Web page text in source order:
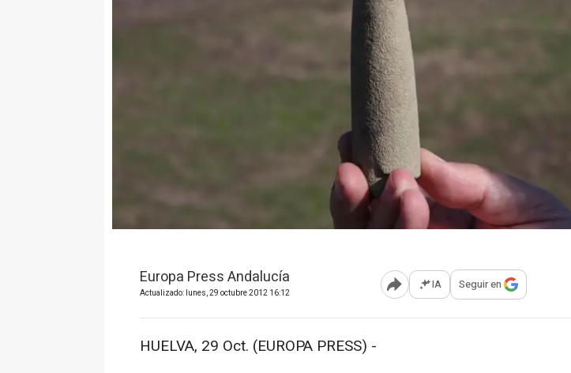
Europa Press Andalucía
Actualizado: lunes, 29 octubre 2012 16:12 Abrir opciones para compartir
IA Seguir en
HUELVA, 29 Oct. (EUROPA PRESS) -